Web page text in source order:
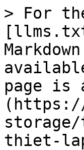
> For
page is
(https://
storage/
thiet-